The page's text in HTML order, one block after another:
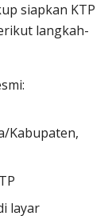
siapkan KTP
langkah-
Kabupaten,
layar